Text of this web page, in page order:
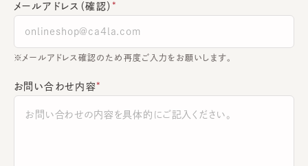
メールアドレス（確認）
※メールアドレス確認のため再度ご入力をお願いします。
お問い合わせ内容